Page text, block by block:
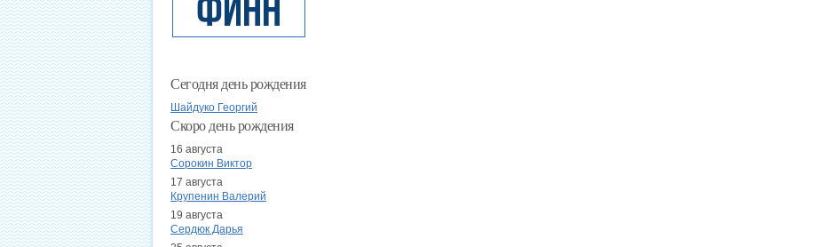
Сегодня день рождения
Шайдуко Георгий
Скоро день рождения
16 августа
Сорокин Виктор
17 августа
Крупенин Валерий
19 августа
Сердюк Дарья